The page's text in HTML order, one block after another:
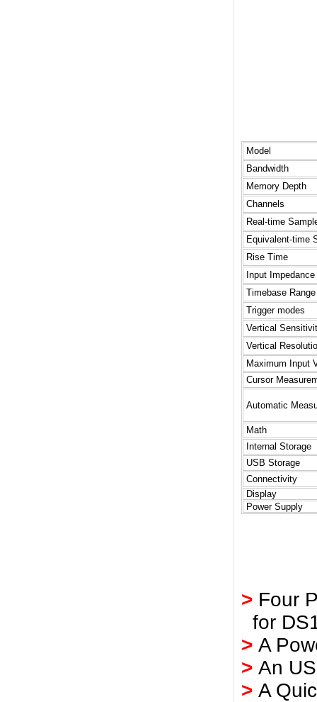
Model
Bandwidth
Memory Depth
Channels
Real-time
Equivalent-time
Rise Time
Input Impedance
Timebase Range
Trigger modes
Vertical
Vertical
Maximum Input
Cursor
Automatic
Math
Internal Storage
USB Storage
Connectivity
Display
Power Supply
> Four
for
> A
> An
> A